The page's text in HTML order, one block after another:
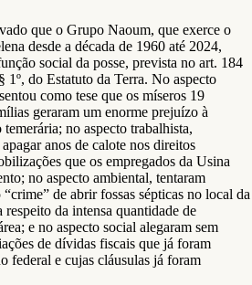
que o Grupo Naoum, que exerce o
desde a década de 1960 até 2024,
social da posse, prevista no art. 184
1º, do Estatuto da Terra. No aspecto
como tese que os míseros 19
geraram um enorme prejuízo à
temerária; no aspecto trabalhista,
anos de calote nos direitos
que os empregados da Usina
no aspecto ambiental, tentaram
de abrir fossas sépticas no local da
respeito da intensa quantidade de
e no aspecto social alegaram sem
de dívidas fiscais que já foram
federal e cujas cláusulas já foram